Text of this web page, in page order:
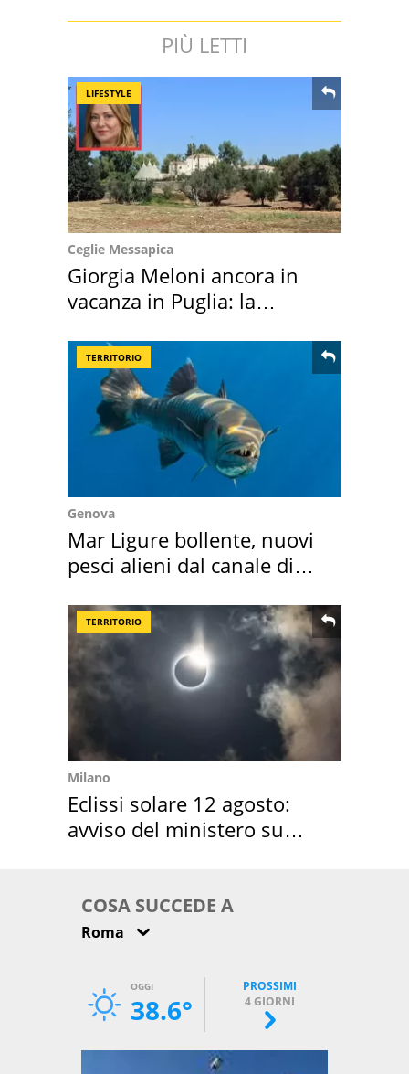
PIÙ LETTI
LIFESTYLE
Ceglie Messapica
Giorgia Meloni ancora in
vacanza in Puglia: la
TERRITORIO
Genova
Mar Ligure bollente, nuovi
pesci alieni dal canale di
TERRITORIO
Milano
Eclissi solare 12 agosto:
avviso del ministero su